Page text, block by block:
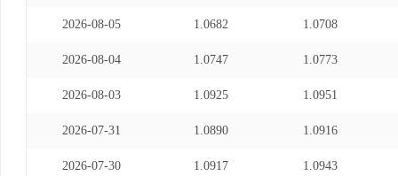
2026-08-05 1.0682 1.0708
2026-08-04 1.0747 1.0773
2026-08-03 1.0925 1.0951
2026-07-31 1.0890 1.0916
2026-07-30 1.0917 1.0943